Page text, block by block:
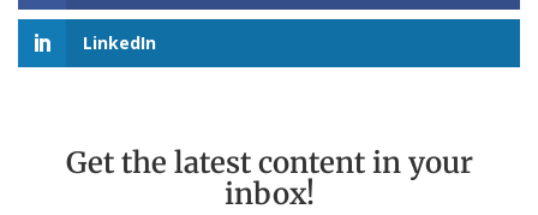
LinkedIn
Get the latest content in your
inbox!